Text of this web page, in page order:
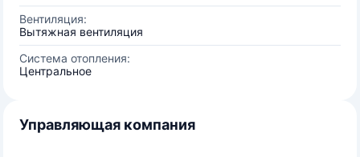
Вентиляция:
Вытяжная вентиляция
Система отопления:
Центральное
Управляющая компания